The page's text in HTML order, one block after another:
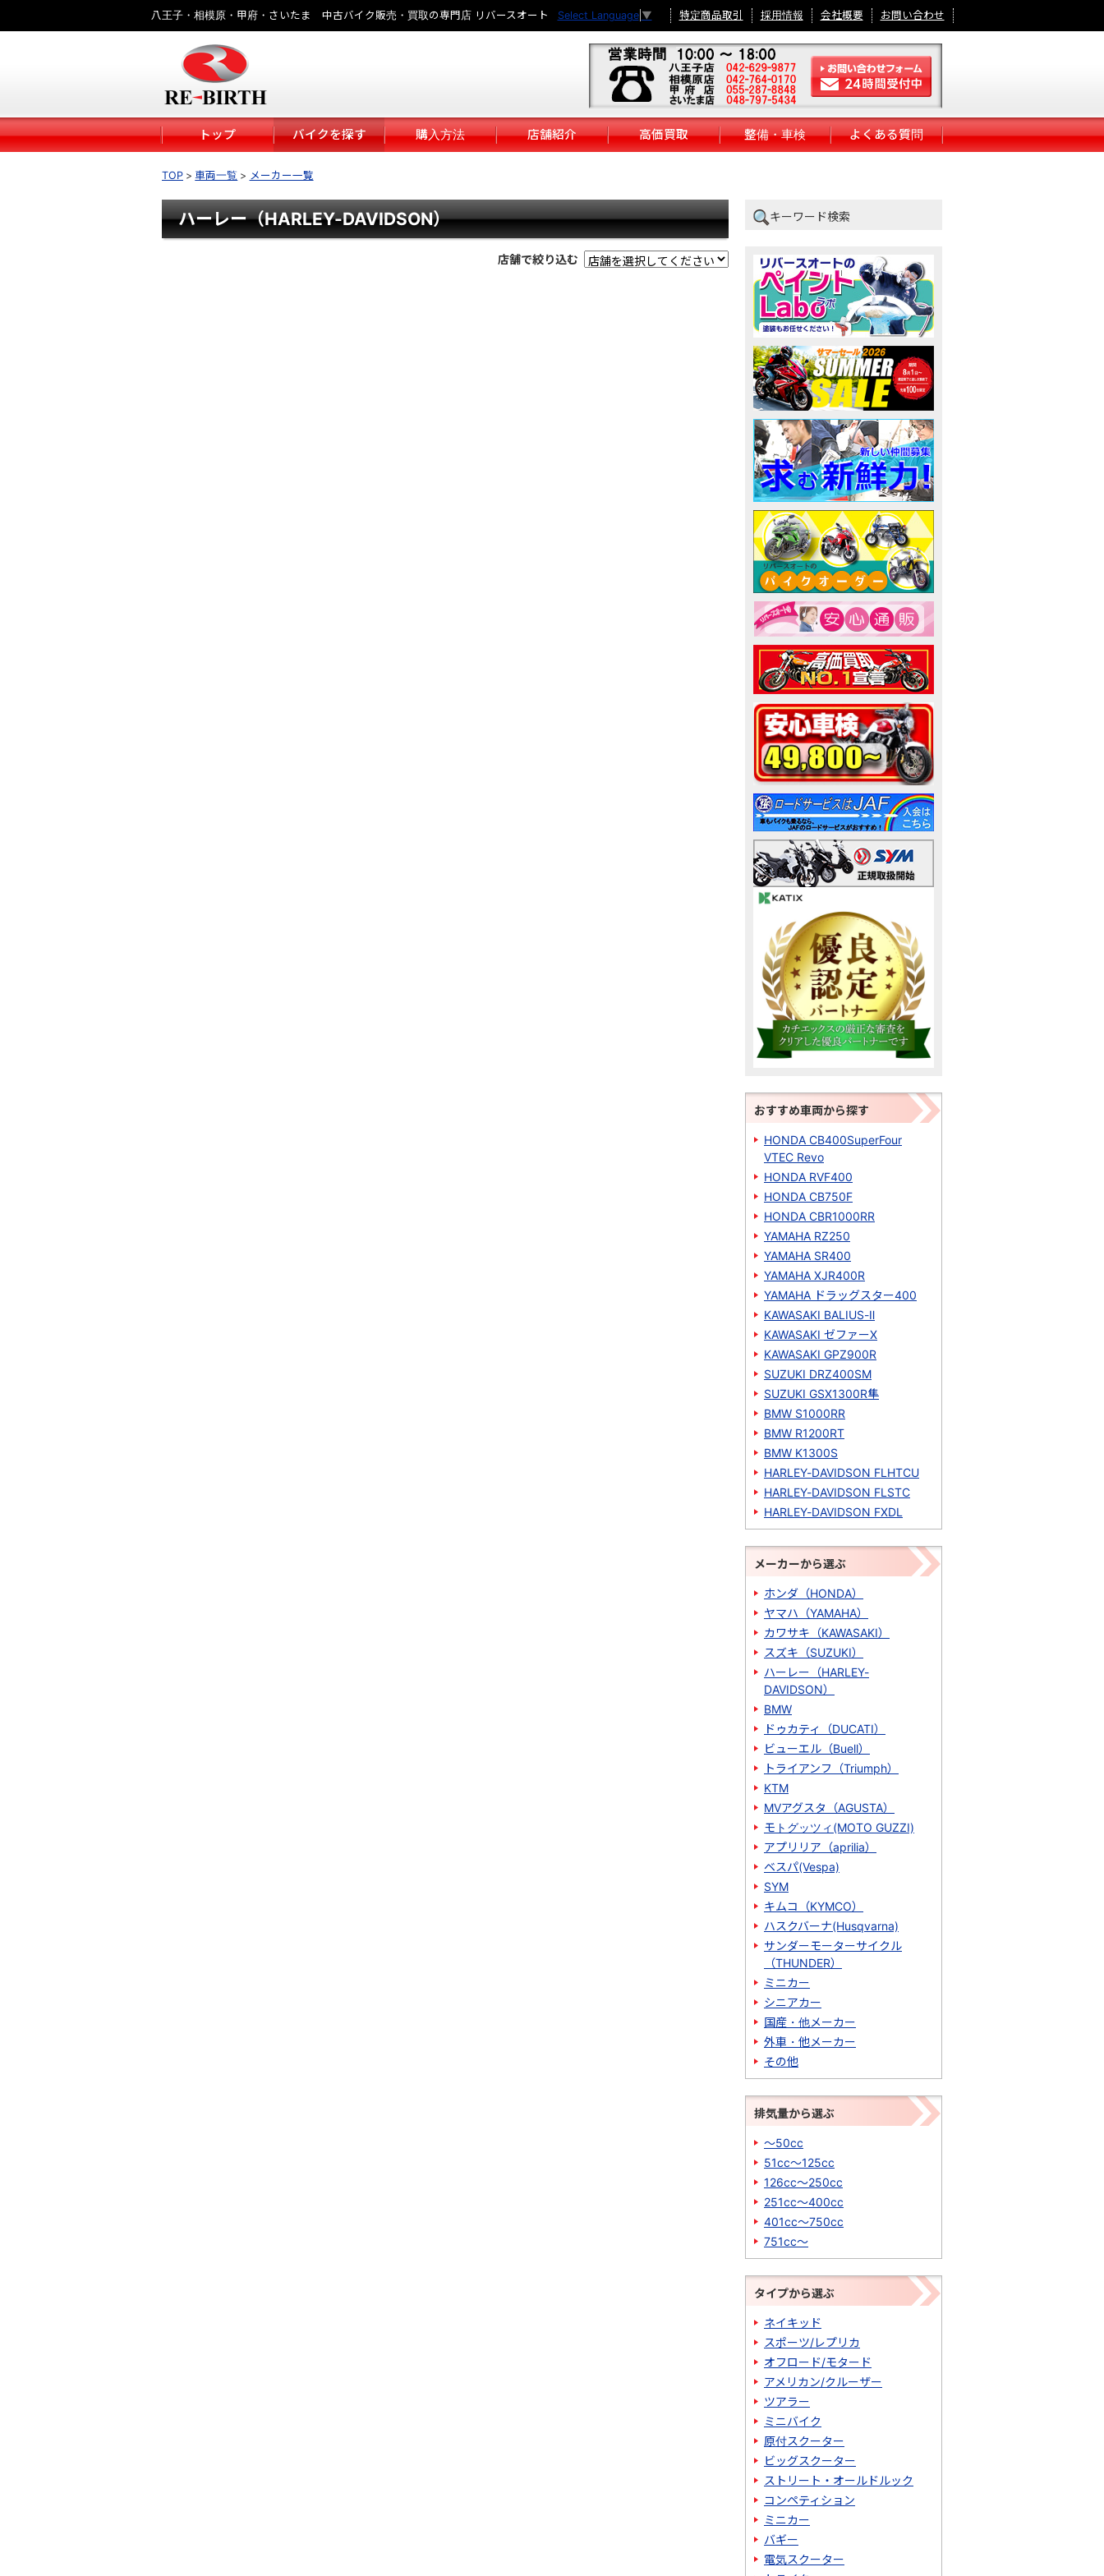
八王子・相模原・甲府・さいたま 中古バイク販売・買取の専門店 リバースオート Select Language ▼ 特定商品取引 採用情報 会社概要 お問い合わせ
トップ バイクを探す 購入方法 店舗紹介 高価買取 整備・車検 よくある質問
TOP 車両一覧 メーカー一覧
ハーレー（HARLEY-DAVIDSON）
店舗で絞り込む
キーワード検索
おすすめ車両から探す
HONDA CB400SuperFour
VTEC Revo
HONDA RVF400
HONDA CB750F
HONDA CBR1000RR
YAMAHA RZ250
YAMAHA SR400
YAMAHA XJR400R
YAMAHA ドラッグスター400
KAWASAKI BALIUS-Ⅱ
KAWASAKI ゼファーΧ
KAWASAKI GPZ900R
SUZUKI DRZ400SM
SUZUKI GSX1300R隼
BMW S1000RR
BMW R1200RT
BMW K1300S
HARLEY-DAVIDSON FLHTCU
HARLEY-DAVIDSON FLSTC
HARLEY-DAVIDSON FXDL
メーカーから選ぶ
ホンダ（HONDA）
ヤマハ（YAMAHA）
カワサキ（KAWASAKI）
スズキ（SUZUKI）
ハーレー（HARLEY-
DAVIDSON）
BMW
ドゥカティ（DUCATI）
ビューエル（Buell）
トライアンフ（Triumph）
KTM
MVアグスタ（AGUSTA）
モトグッツィ(MOTO GUZZI)
アプリリア（aprilia）
ベスパ(Vespa)
SYM
キムコ（KYMCO）
ハスクバーナ(Husqvarna)
サンダーモーターサイクル
（THUNDER）
ミニカー
シニアカー
国産・他メーカー
外車・他メーカー
その他
排気量から選ぶ
～50cc
51cc～125cc
126cc～250cc
251cc～400cc
401cc～750cc
751cc～
タイプから選ぶ
ネイキッド
スポーツ/レプリカ
オフロード/モタード
アメリカン/クルーザー
ツアラー
ミニバイク
原付スクーター
ビッグスクーター
ストリート・オールドルック
コンペティション
ミニカー
バギー
電気スクーター